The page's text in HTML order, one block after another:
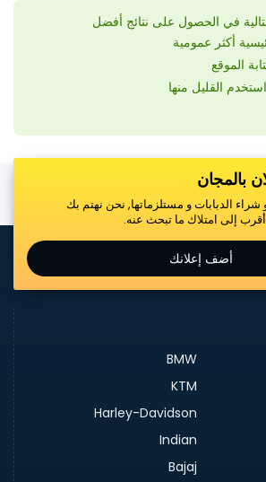
في الحصول على نتائج أفضل
أكثر عمومية
الموقع
القليل منها
الدبابات و مستلزماتها, نحن نهتم بك
إلى امتلاك ما تبحث عنه.
أضف إعلانك
BMW
KTM
Harley-Davidson
Indian
Bajaj